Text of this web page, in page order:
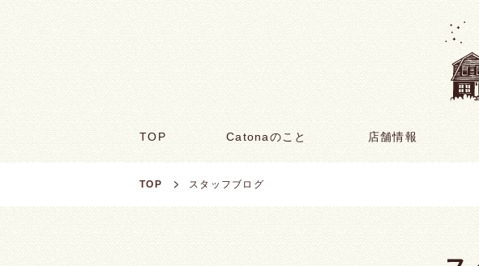
TOP Catonaのこと 店舗情報
TOP スタッフブログ